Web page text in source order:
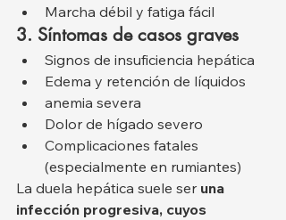
Marcha débil y fatiga fácil
3. Síntomas de casos graves
Signos de insuficiencia hepática
Edema y retención de líquidos
anemia severa
Dolor de hígado severo
Complicaciones fatales
(especialmente en rumiantes)
La duela hepática suele ser una
infección progresiva, cuyos